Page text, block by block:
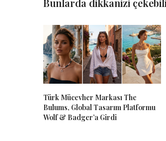
Türk Mücevher Markası The
Bulums, Global Tasarım Platformu
Wolf & Badger’a Girdi